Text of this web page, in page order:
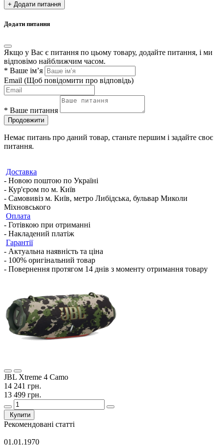
+ Додати питання
Додати питання
Якщо у Вас є питання по цьому товару, додайте питання, і ми
відповімо найближчим часом.
* Ваше ім’я
Email (Щоб повідомити про відповідь)
* Ваше питання
Продовжити
Немає питань про даний товар, станьте першим і задайте своє
питання.
Доставка
- Новою поштою по Україні
- Кур'єром по м. Київ
- Самовивіз м. Київ, метро Либідська, бульвар Миколи
Міхновського
Оплата
- Готівкою при отриманні
- Накладений платіж
Гарантії
- Актуальна наявність та ціна
- 100% оригінальний товар
- Повернення протягом 14 днів з моменту отримання товару
JBL Xtreme 4 Camo
14 241 грн.
13 499 грн.
Купити
Рекомендовані статті
01.01.1970